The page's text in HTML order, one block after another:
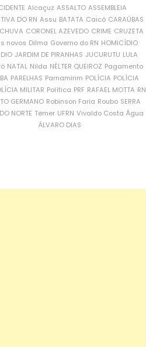
Alcaçuz ASSALTO ASSEMBLEIA
DO RN Assu BATATA Caicó CARAÚBAS
CORONEL AZEVEDO CRIME CRUZETA
novos Dilma Governo do RN HOMICÍDIO
JARDIM DE PIRANHAS JUCURUTU LULA
NATAL Nilda NÉLTER QUEIROZ Pagamento
PARELHAS Parnamirim POLÍCIA POLÍCIA
MILITAR Política PRF RAFAEL MOTTA RN
GERMANO Robinson Faria Roubo SERRA
NORTE Temer UFRN Vivaldo Costa Água
ÁLVARO DIAS